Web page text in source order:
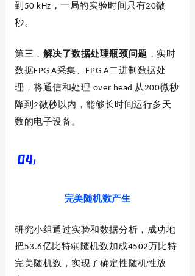
到 50 kHz ，一局的实验时间只有20微
秒。
第三， 解决了数据处理瓶颈问题 ，实时
数据FPG A采集、 FPG A二进制数据处
理，将通信和处理 over head 从 200微秒
降到 2微秒以内，能够长时间运行多天
数的电子设备。
完美随机数产生
研究小组通过实验和数据分析，成功地
把53.6亿比特弱随机数加成4502万比特
完美随机数，实现了确定性随机性放